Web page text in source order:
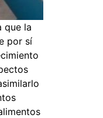
que la
por sí